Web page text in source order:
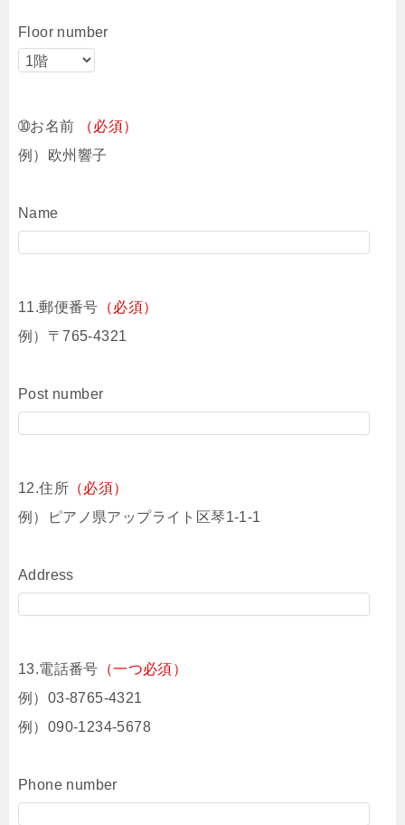
Floor number
➉お名前
（必須）
例）欧州響子
Name
11.郵便番号 （必須）
例）〒765-4321
Post number
12.住所 （必須）
例）ピアノ県アップライト区琴1-1-1
Address
13.電話番号 （一つ必須）
例）03-8765-4321
例）090-1234-5678
Phone number